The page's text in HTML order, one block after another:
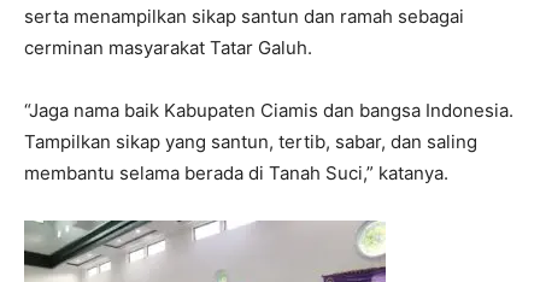
serta menampilkan sikap santun dan ramah sebagai
cerminan masyarakat Tatar Galuh.
“Jaga nama baik Kabupaten Ciamis dan bangsa Indonesia.
Tampilkan sikap yang santun, tertib, sabar, dan saling
membantu selama berada di Tanah Suci,” katanya.